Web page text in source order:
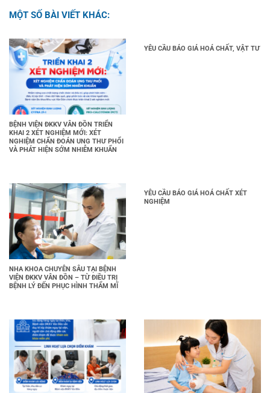
MỘT SỐ BÀI VIẾT KHÁC:
BỆNH VIỆN ĐKKV VÂN ĐỒN TRIỂN
KHAI 2 XÉT NGHIỆM MỚI: XÉT
NGHIỆM CHẨN ĐOÁN UNG THƯ PHỔI
VÀ PHÁT HIỆN SỚM NHIỄM KHUẨN
YÊU CẦU BÁO GIÁ HOÁ CHẤT, VẬT TƯ
NHA KHOA CHUYÊN SÂU TẠI BỆNH
VIỆN ĐKKV VÂN ĐỒN – TỪ ĐIỀU TRỊ
BỆNH LÝ ĐẾN PHỤC HÌNH THẨM MĨ
YÊU CẦU BÁO GIÁ HOÁ CHẤT XÉT
NGHIỆM